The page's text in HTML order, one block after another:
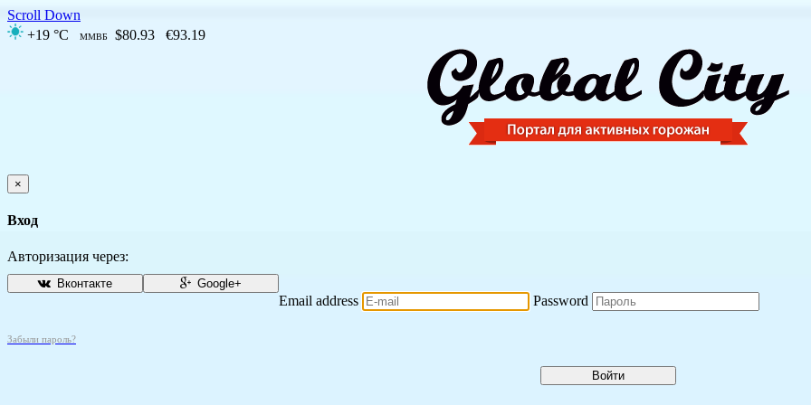
Scroll Down
+19 °C
ММВБ $80.93 €93.19
×
Вход
Авторизация через:
Вконтакте Google+
Email address Password
Забыли пароль?
Войти